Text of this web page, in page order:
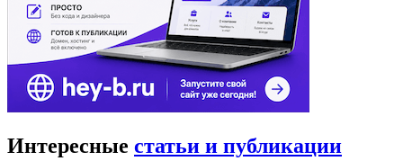
Интересные статьи и публикации